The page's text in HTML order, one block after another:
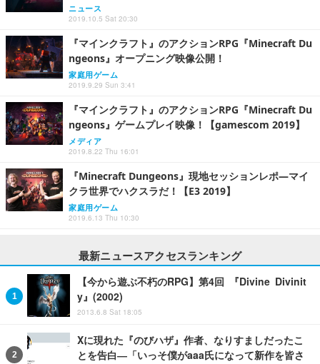
ニュース
2019.10.5 Sat 20:30
『マインクラフト』のアクションRPG『Minecraft Du
ngeons』オープニング映像公開！
家庭用ゲーム
2019.9.29 Sun 3:41
『マインクラフト』のアクションRPG『Minecraft Du
ngeons』ゲームプレイ映像！【gamescom 2019】
メディア
2019.8.22 Thu 16:01
『Minecraft Dungeons』現地セッションレポ―マイ
クラ世界でハクスラだ！【E3 2019】
家庭用ゲーム
2019.6.13 Thu 10:30
最新ニュースアクセスランキング
【今から遊ぶ不朽のRPG】第4回 『Divine Divinit
y』(2002)
2013.6.8 Sat 18:05
Xに現れた『のびハザ』作者、なりすましだったこ
とを告白―「いっそ僕がaaa氏になって新作を皆さ